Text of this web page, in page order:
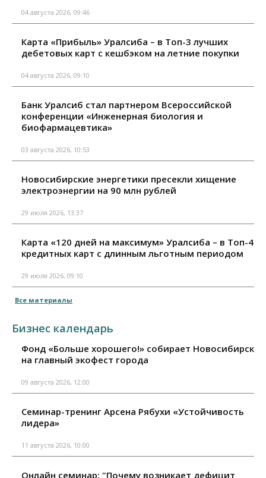
04 августа 2026, 09:46
Карта «Прибыль» Уралсиба – в Топ-3 лучших
дебетовых карт с кешбэком на летние покупки
04 августа 2026, 09:10
Банк Уралсиб стал партнером Всероссийской
конференции «Инженерная биология и
биофармацевтика»
03 августа 2026, 10:53
Новосибирские энергетики пресекли хищение
электроэнергии на 90 млн рублей
29 июля 2026, 13:37
Карта «120 дней на максимум» Уралсиба – в Топ-4
кредитных карт с длинным льготным периодом
29 июля 2026, 09:10
Все материалы
Бизнес календарь
Фонд «Больше хорошего!» собирает Новосибирск
на главный экофест города
09 августа 2026, 12:00
Семинар-тренинг Арсена Рябухи «Устойчивость
лидера»
11 августа 2026, 10:00
Онлайн семинар: "Почему возникает дефицит